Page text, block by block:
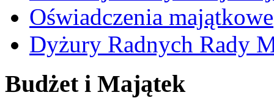
Oświadczenia majątkowe
Dyżury Radnych Rady
Budżet i Majątek